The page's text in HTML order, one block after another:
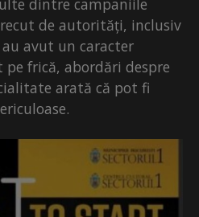
dintre campaniile
de autorități, inclusiv
avut un caracter
frică, abordări despre
arată că pot fi